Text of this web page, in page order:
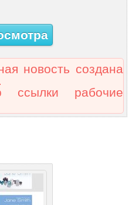
новость создана
ссылки рабочие